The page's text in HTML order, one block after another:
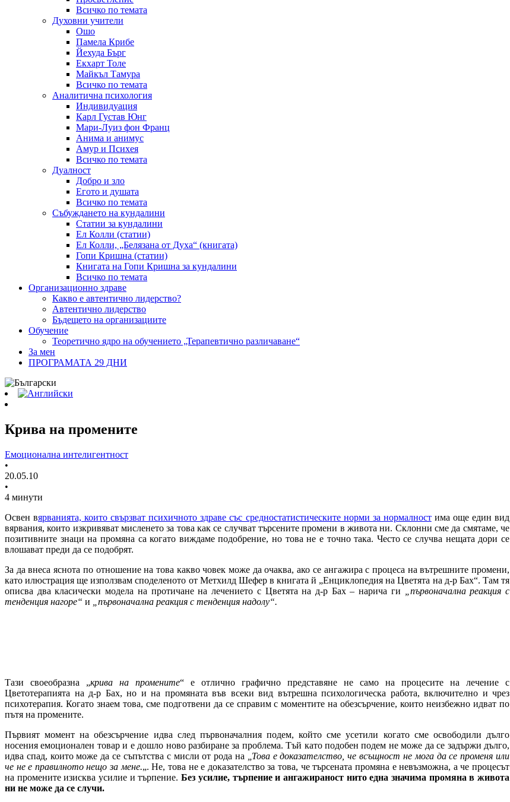
Всичко по темата
Духовни учители
Ошо
Памела Крибе
Йехуда Бърг
Екхарт Толе
Майкъл Тамура
Всичко по темата
Аналитична психология
Индивидуация
Карл Густав Юнг
Мари-Луиз фон Франц
Анима и анимус
Амур и Психея
Всичко по темата
Дуалност
Добро и зло
Егото и душата
Всичко по темата
Събуждането на кундалини
Статии за кундалини
Ел Колли (статии)
Ел Колли, „Белязана от Духа“ (книгата)
Гопи Кришна (статии)
Книгата на Гопи Кришна за кундалини
Всичко по темата
Организационно здраве
Какво е автентично лидерство?
Автентично лидерство
Бъдещето на организациите
Обучение
Теоретично ядро на обучението „Терапевтично различаване“
За мен
ПРОГРАМАТА 29 ДНИ
Крива на промените
Емоционална интелигентност
•
20.05.10
•
4 минути
Освен вярванията, които свързват психичното здраве със средностатистическите норми за нормалностима още един вид
вярвания, които изкривяват мисленето за това как се случват търсените промени в живота ни. Склонни сме да смятаме, че
позитивните знаци на промяна са когато виждаме подобрение, но това не е точно така. Често се случва нещата дори се
влошават преди да се подобрят.
За да внеса яснота по отношение на това какво човек може да очаква, ако се ангажира с процеса на вътрешните промени,
като илюстрация ще използвам споделеното от Метхилд Шефер в книгата й „Енциклопедия на Цветята на д-р Бах“. Там тя
описва два класически модела на протичане на лечението с Цветята на д-р Бах – нарича ги
„първоначална реакция с
тенденция нагоре“ и „първоначална реакция с тенденция надолу“.
Тази своеобразна „крива на промените“ е отлично графично представяне не само на процесите на лечение с
Цветотерапията на д-р Бах, но и на промяната във всеки вид вътрешна психологическа работа, включително и чрез
психотерапия. Когато знаем това, сме подготвени да се справим с моментите на обезсърчение, които неизбежно идват по
пътя на промените.
Първият момент на обезсърчение идва след първоначалния подем, който сме усетили когато сме освободили дълго
носения емоционален товар и е дошло ново разбиране за проблема. Тъй като подобен подем не може да се задържи дълго,
идва спад, които може да се съпътства с мисли от рода на
„Това е доказателство, че всъщност не мога да се променя или
че не е правилното нещо за мене.„. Не, това не е доказателство за това, че търсената промяна е невъзможна, а че процесът
на промените изисква усилие и търпение.Без усилие, търпение и ангажираност нито една значима промяна в живота
ни не може да се случи.